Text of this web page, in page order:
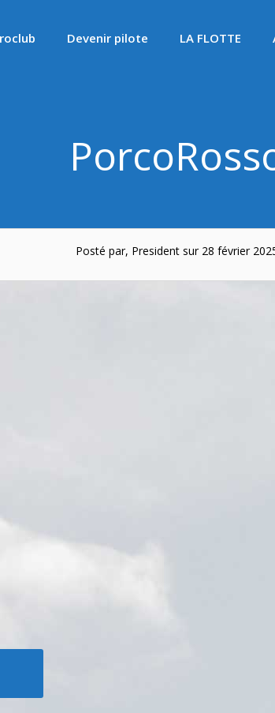
Devenir pilote LA FLOTTE
Posté par, President sur 28 février